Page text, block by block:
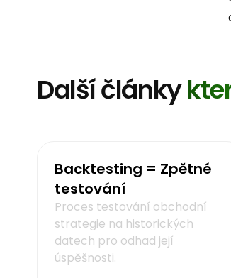
Další články
Backtesting = Zpětné
testování
Proces testování obchodní
strategie na historických
datech pro odhad její
úspěšnosti.